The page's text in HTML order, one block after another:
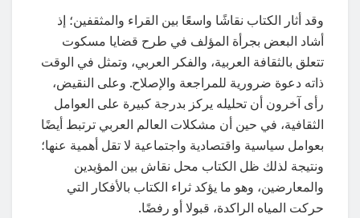
وقد أثار الكتاب نقاشًا واسعًا بين القراء والمثقفين؛ إذ
أشاد البعض بجرأة المؤلف في طرح قضايا مسكوت
تتعلق بالثقافة العربية، والفكر العربي، وتمثل في الوقت
ذاته دعوة ضرورية للمراجعة والإصلاح. وعلى النقيض،
رأى آخرون أن تحليله يركز بدرجة كبيرة على العوامل
الثقافية، في حين أن مشكلات العالم العربي ترتبط أيضًا
بعوامل سياسية واقتصادية واجتماعية لا تقل أهمية عنها؛
ونتيجة لذلك ظل الكتاب محل نقاش بين المؤيدين
والمعارضين، وهو ما يؤكد ثراء الكتاب بالأفكار التي
حركت المياه الراكدة، قبولا أو رفضًا.